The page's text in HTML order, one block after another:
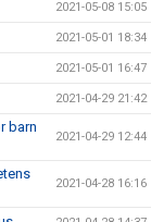
2021-05-08 15:05
2021-05-01 18:34
2021-05-01 16:47
2021-04-29 21:42
barn
2021-04-29 12:44
2021-04-28 16:16